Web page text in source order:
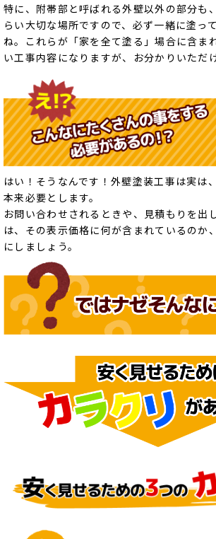
特に、附帯部と呼ばれる外壁以外の部分も
らい大切な場所ですので、必ず一緒に塗っ
ね。これらが「家を全て塗る」場合に含ま
い工事内容になりますが、お分かりいただ
はい！そうなんです！外壁塗装工事は実は
本来必要とします。
お問い合わせされるときや、見積もりを出
は、その表示価格に何が含まれているのか
にしましょう。